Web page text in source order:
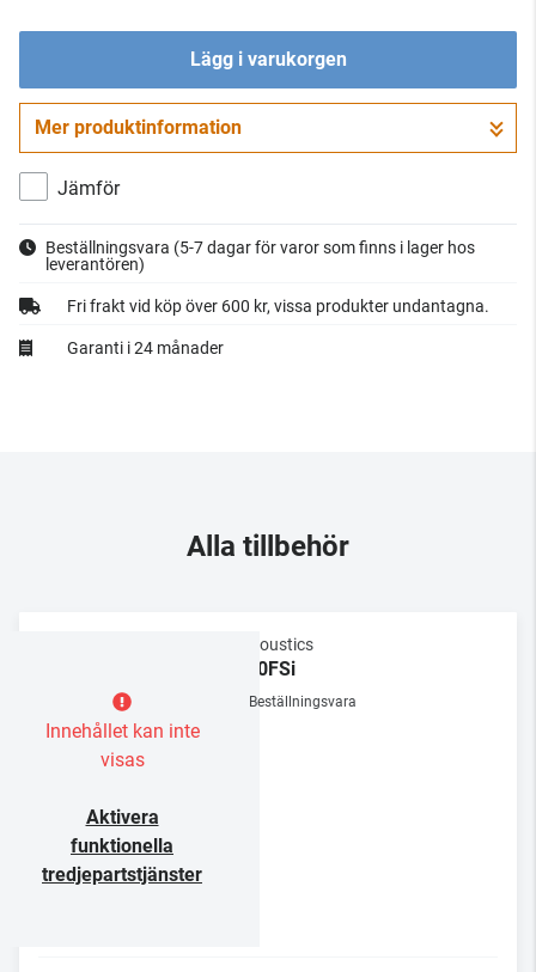
Lägg i varukorgen
Gå till kassan
Mer produktinformation
Jämför
Beställningsvara (5-7 dagar för varor som finns i lager hos
leverantören)
Fri frakt vid köp över 600 kr, vissa produkter undantagna.
Garanti i 24 månader
Alla tillbehör
Innehållet kan inte
visas
Aktivera
funktionella
tredjepartstjänster
Q Acoustics
3000FSi
Beställningsvara